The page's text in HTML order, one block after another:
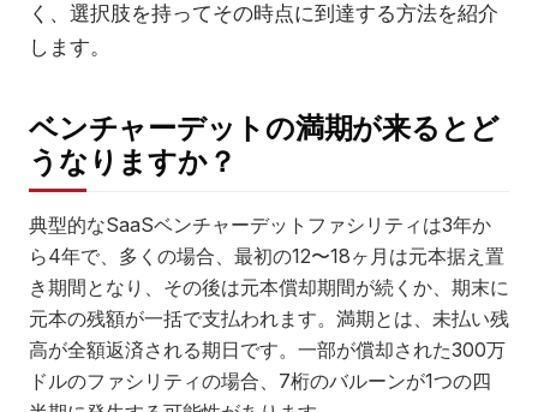
く、選択肢を持ってその時点に到達する方法を紹介
します。
ベンチャーデットの満期が来るとど
うなりますか？
典型的なSaaSベンチャーデットファシリティは3年か
ら4年で、多くの場合、最初の12〜18ヶ月は元本据え置
き期間となり、その後は元本償却期間が続くか、期末に
元本の残額が一括で支払われます。満期とは、未払い残
高が全額返済される期日です。一部が償却された300万
ドルのファシリティの場合、7桁のバルーンが1つの四